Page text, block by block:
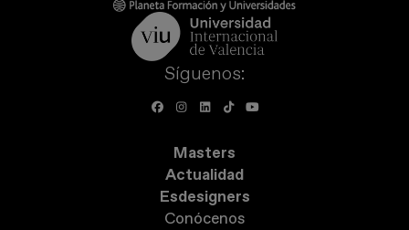
Síguenos:
Masters
Actualidad
Esdesigners
Conócenos